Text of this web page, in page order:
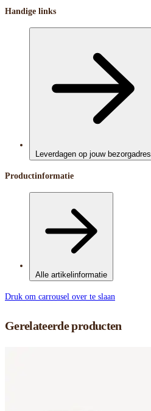
Handige links
Leverdagen op jouw bezorgadres
Productinformatie
Alle artikelinformatie
Druk om carrousel over te slaan
Gerelateerde producten